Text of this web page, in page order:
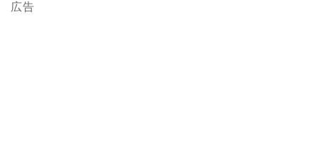
広告